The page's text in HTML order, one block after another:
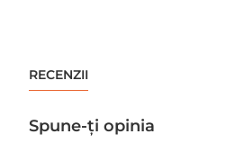
RECENZII
Spune-ţi opinia